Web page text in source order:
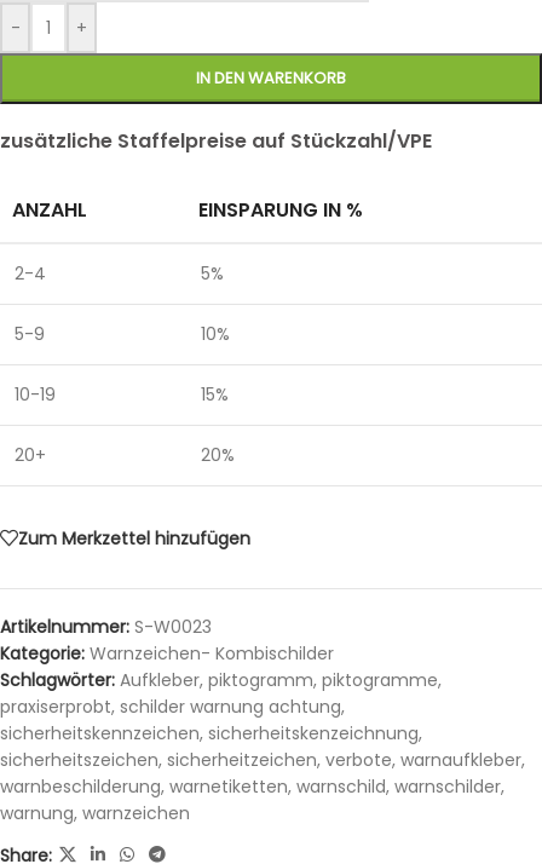
- +
IN DEN WARENKORB
zusätzliche Staffelpreise auf Stückzahl/VPE
ANZAHL EINSPARUNG IN %
2-4 5%
5-9 10%
10-19 15%
20+ 20%
Zum Merkzettel hinzufügen
Artikelnummer: S-W0023
Kategorie: Warnzeichen- Kombischilder
Schlagwörter: Aufkleber, piktogramm, piktogramme,
praxiserprobt, schilder warnung achtung,
sicherheitskennzeichen, sicherheitskenzeichnung,
sicherheitszeichen, sicherheitzeichen, verbote, warnaufkleber,
warnbeschilderung, warnetiketten, warnschild, warnschilder,
warnung, warnzeichen
Share: